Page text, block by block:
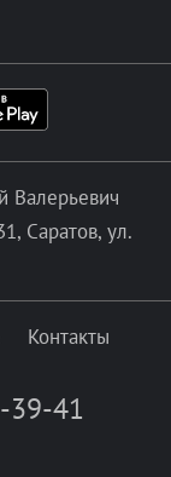
Валерьевич
Саратов, ул.
Контакты
39-41